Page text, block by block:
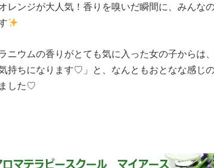
レンジが大人気！香りを嗅いだ瞬間に、みんな
ニウムの香りがとても気に入った女の子からは
持ちになります♡」と、なんともおとなな感じ
した♡